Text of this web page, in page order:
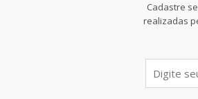
Cadastre
realizadas